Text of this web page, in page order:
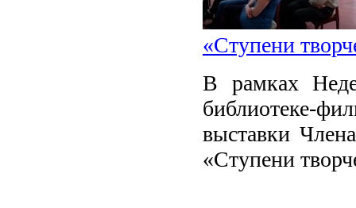
«Ступени
В рамках
библиотеке-
выставки
«Ступени